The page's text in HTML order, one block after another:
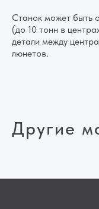
Станок может быть
(до 10 тонн в
детали между
люнетов.
Другие